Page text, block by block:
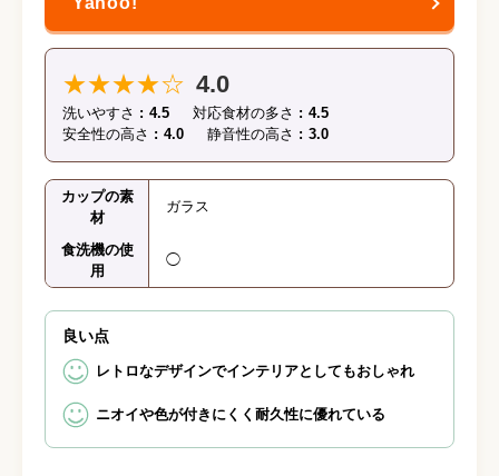
★★★★☆ 4.0
洗いやすさ 4.5 対応食材の多さ
4.5
安全性の高さ
4.0 静音性の高さ 3.0
カップの素
材
ガラス
食洗機の使
用
◯
良い点
レトロなデザインでインテリアとしてもおしゃれ
ニオイや色が付きにくく耐久性に優れている